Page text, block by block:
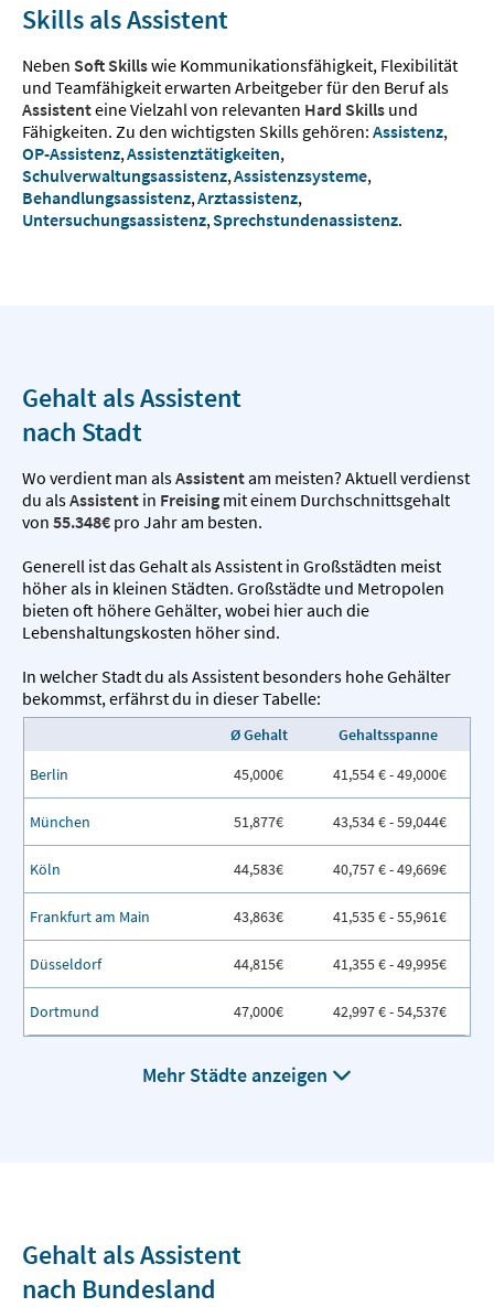
Skills als Assistent
Neben Soft Skillswie Kommunikationsfähigkeit, Flexibilität
und Teamfähigkeit erwarten Arbeitgeber für den Beruf als
Assistenteine Vielzahl von relevanten Hard Skills und
Fähigkeiten. Zu den wichtigsten Skills gehören: Assistenz,
OP-Assistenz,Assistenztätigkeiten,
Schulverwaltungsassistenz,Assistenzsysteme,
Behandlungsassistenz,Arztassistenz,
Untersuchungsassistenz,Sprechstundenassistenz.
Gehalt als Assistent
nach Stadt
Wo verdient man alsAssistentam meisten? Aktuell verdienst
du alsAssistent in Freising mit einem Durchschnittsgehalt
von 55.348€ pro Jahr am besten.
Generell ist das Gehalt als Assistent in Großstädten meist
höher als in kleinen Städten. Großstädte und Metropolen
bieten oft höhere Gehälter, wobei hier auch die
Lebenshaltungskosten höher sind.
In welcher Stadt du als Assistent besonders hohe Gehälter
bekommst, erfährst du in dieser Tabelle:
Ø Gehalt
Gehaltsspanne
Berlin
45,000€ 41,554 € - 49,000€
München 51,877€ 43,534 € - 59,044€
Köln 44,583€ 40,757 € - 49,669€
Frankfurt am Main 43,863€ 41,535 € - 55,961€
Düsseldorf 44,815€ 41,355 € - 49,995€
Dortmund 47,000€ 42,997 € - 54,537€
Mehr Städte anzeigen
Gehalt als Assistent
nach Bundesland